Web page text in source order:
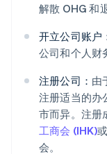
解散 OHG 和
开立公司账户
公司和个人财
注册公司： 由
注册适当的办
市而异。注册
工商会 (IHK)
会。